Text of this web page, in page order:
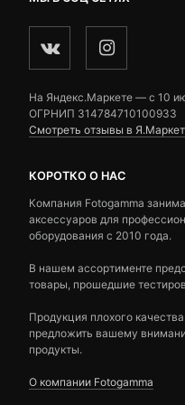
На Яндекс.Маркете — c 10
ОГРНИП 314784710100933
Смотреть отзывы в
КОРОТКО О НАС
Компания Fotogamma
аксессуаров для
оборудования с 2010 года.
В нашем ассортименте
товары, прошедшие
Продукция плохого
предложить вашему
продукты.
О компании Fotogamma